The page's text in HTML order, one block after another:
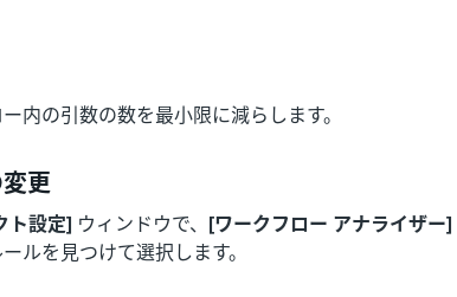
内の引数の数を最小限に減らします。
更
ト設定] ウィンドウで、 [ワークフロー アナライザー]
ルを見つけて選択します。